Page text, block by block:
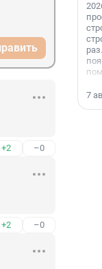
+2 –0
+2 –0
7